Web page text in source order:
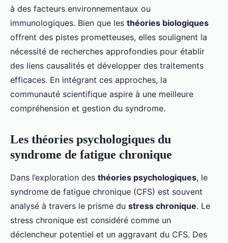
à des facteurs environnementaux ou
immunologiques. Bien que les théories biologiques
offrent des pistes prometteuses, elles soulignent la
nécessité de recherches approfondies pour établir
des liens causalités et développer des traitements
efficaces. En intégrant ces approches, la
communauté scientifique aspire à une meilleure
compréhension et gestion du syndrome.
Les théories psychologiques du
syndrome de fatigue chronique
Dans l’exploration des théories psychologiques, le
syndrome de fatigue chronique (CFS) est souvent
analysé à travers le prisme du stress chronique. Le
stress chronique est considéré comme un
déclencheur potentiel et un aggravant du CFS. Des